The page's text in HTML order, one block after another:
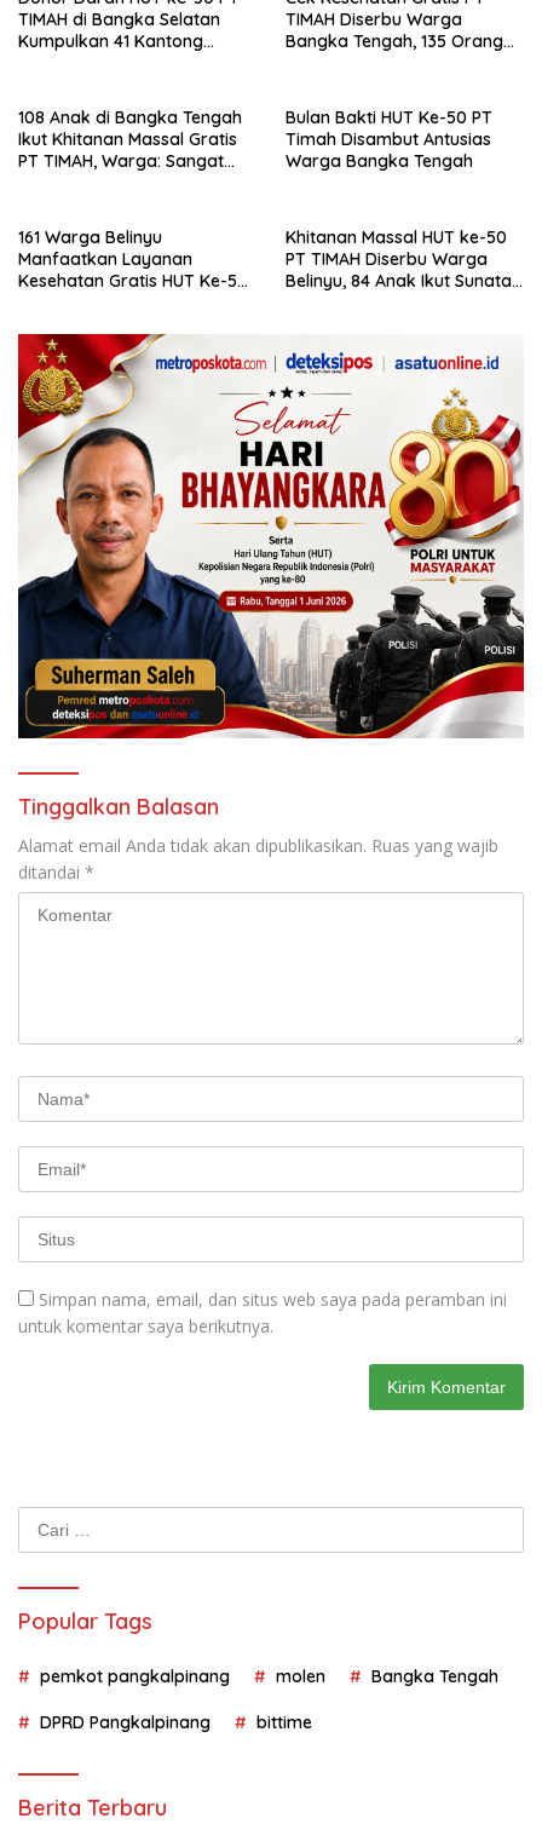
TIMAH di Bangka Selatan
Kumpulkan 41 Kantong
TIMAH Diserbu Warga
Bangka Tengah, 135 Orang
108 Anak di Bangka Tengah
Ikut Khitanan Massal Gratis
PT TIMAH, Warga: Sangat
Bulan Bakti HUT Ke-50 PT
Timah Disambut Antusias
Warga Bangka Tengah
161 Warga Belinyu
Manfaatkan Layanan
Kesehatan Gratis HUT Ke-50
Khitanan Massal HUT ke-50
PT TIMAH Diserbu Warga
Belinyu, 84 Anak Ikut Sunatan
Tinggalkan Balasan
Alamat email Anda tidak akan dipublikasikan. Ruas yang wajib
ditandai *
Simpan nama, email, dan situs web saya pada peramban ini
untuk komentar saya berikutnya.
Cari
untuk:
Popular Tags
pemkot pangkalpinang molen Bangka Tengah
DPRD Pangkalpinang bittime
Berita Terbaru